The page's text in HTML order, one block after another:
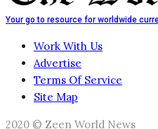
Your go to resource for worldwide
Work With Us
Advertise
Terms Of Service
Site Map
2020 © Zeen World News